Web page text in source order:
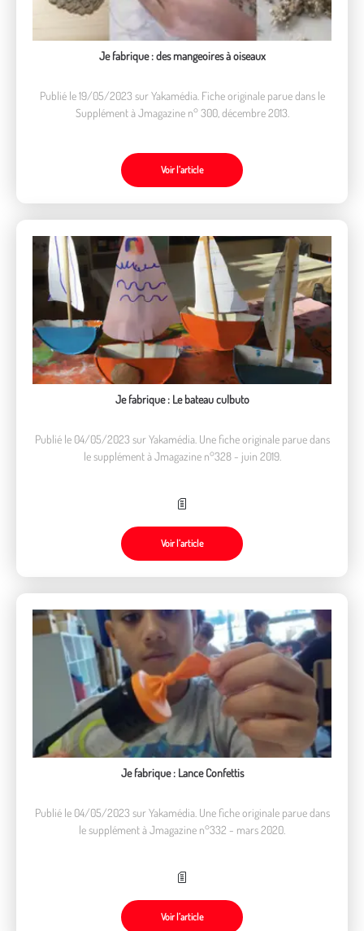
Je fabrique : des mangeoires à oiseaux
Publié le 19/05/2023 sur Yakamédia. Fiche originale parue dans le
Supplément à Jmagazine n° 300, décembre 2013.
Voir l’article
Je fabrique : Le bateau culbuto
Publié le 04/05/2023 sur Yakamédia. Une fiche originale parue dans
le supplément à Jmagazine n°328 - juin 2019.
Voir l’article
Je fabrique : Lance Confettis
Publié le 04/05/2023 sur Yakamédia. Une fiche originale parue dans
le supplément à Jmagazine n°332 - mars 2020.
Voir l’article